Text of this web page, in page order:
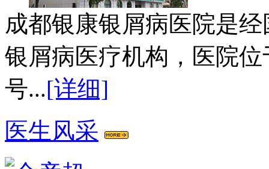
成都银康银屑病医院是
银屑病医疗机构，医院
号...[详细]
医生风采